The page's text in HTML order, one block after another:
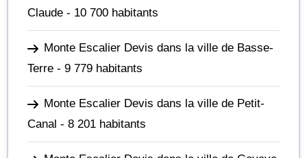
Claude - 10 700 habitants
Monte Escalier Devis dans la ville de Basse-
Terre - 9 779 habitants
Monte Escalier Devis dans la ville de Petit-
Canal - 8 201 habitants